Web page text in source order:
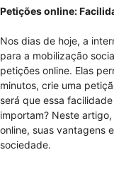
Petições online:
Nos dias de hoje, a
para a mobilização
petições online. Elas
minutos, crie uma
será que essa
importam? Neste
online, suas vantagens
sociedade.